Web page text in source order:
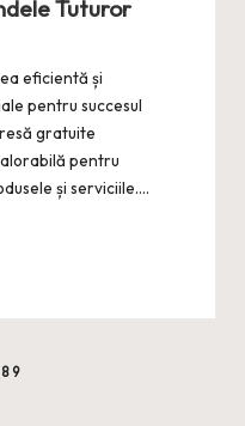
Tuturor
eficientă și
pentru succesul
gratuite
pentru
și serviciile.…
8 9